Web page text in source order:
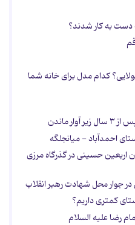
دست به کار شدند؟
کدام مدل برای خانه شما
احمدآباد - میانجلگه
اربعین حسینی در گذرگاه مرزی
جوار محل شهادت رهبر انقلاب
کمتری داریم؟
رضا علیه السلام